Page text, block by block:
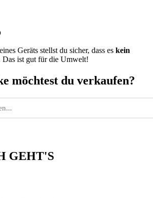
Geräts stellst du sicher, dass es kein
Das ist gut für die Umwelt!
möchtest du verkaufen?
GEHT'S